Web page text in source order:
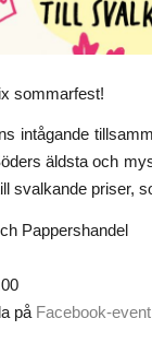
sommarfest!
intågande
äldsta och
svalkande priser,
Pappershandel
på Facebook-event